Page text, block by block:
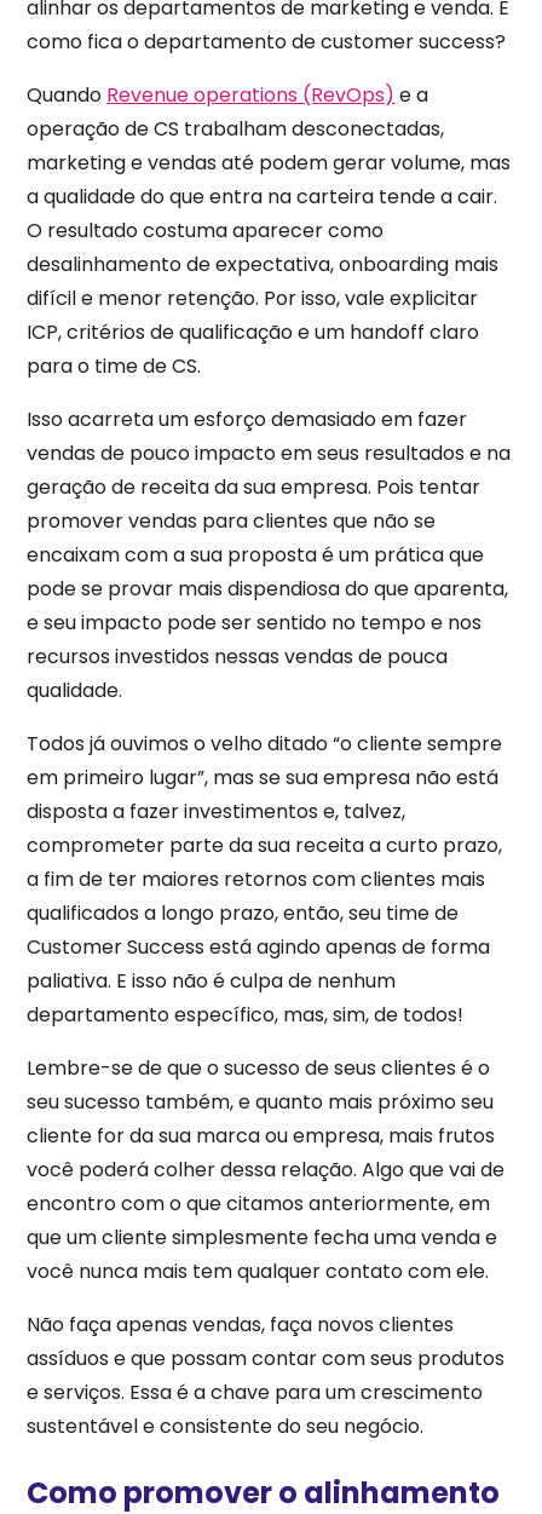
alinhar os departamentos de marketing e venda. E
como fica odepartamento de customer success?
Quando Revenue operations (RevOps) e a
operação de CS trabalham desconectadas,
marketing e vendas até podem gerar volume, mas
a qualidade do que entra na carteira tende a cair.
O resultado costuma aparecer como
desalinhamento de expectativa, onboarding mais
difícil e menor retenção. Por isso, vale explicitar
ICP, critérios de qualificação e um handoff claro
para o time de CS.
Isso acarreta um esforço demasiado em fazer
vendas de pouco impacto em seus resultados e na
geração de receita da sua empresa. Pois tentar
promover vendas para clientes que não se
encaixam com a sua proposta é um prática que
pode se provar mais dispendiosa do que aparenta,
e seu impacto pode ser sentido no tempo e nos
recursos investidos nessas vendas de pouca
qualidade.
Todos já ouvimos o velho ditado “o cliente sempre
em primeiro lugar”, mas se sua empresa não está
disposta a fazer investimentos e, talvez,
comprometer parte da sua receita a curto prazo,
a fim de ter maiores retornos com clientes mais
qualificados a longo prazo, então, seu time de
Customer Success está agindo apenas de forma
paliativa. E isso não é culpa de nenhum
departamento específico, mas, sim, de todos!
Lembre-se de que o sucesso de seus clientes é o
seu sucesso também, e quanto mais próximo seu
cliente for da sua marca ou empresa, mais frutos
você poderá colher dessa relação. Algo que vai de
encontro com o que citamos anteriormente, em
que um cliente simplesmente fecha uma venda e
você nunca mais tem qualquer contato com ele.
Não faça apenas vendas, faça novos clientes
assíduos e que possam contar com seus produtos
e serviços. Essa é a chave para um crescimento
sustentável e consistente do seu negócio.
Como promover o alinhamento